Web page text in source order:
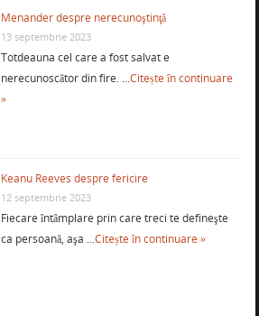
Menander despre nerecunoştinţă
13 septembrie 2023
Totdeauna cel care a fost salvat e
nerecunoscător din fire. …Citește în continuare
»
Keanu Reeves despre fericire
12 septembrie 2023
Fiecare întâmplare prin care treci te defineşte
ca persoană, aşa …Citește în continuare »